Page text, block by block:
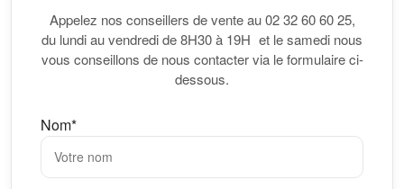
Appelez nos conseillers de vente au 02 32 60 60 25,
du lundi au vendredi de 8H30 à 19H et le samedi nous
vous conseillons de nous contacter via le formulaire ci-
dessous.
Nom*